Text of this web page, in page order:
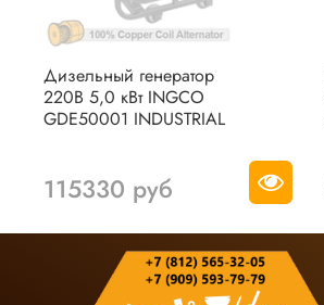
Дизельный генератор
220В 5,0 кВт INGCO
GDE50001 INDUSTRIAL
115330 руб